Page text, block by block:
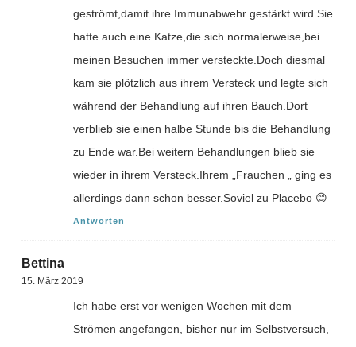
geströmt,damit ihre Immunabwehr gestärkt wird.Sie
hatte auch eine Katze,die sich normalerweise,bei
meinen Besuchen immer versteckte.Doch diesmal
kam sie plötzlich aus ihrem Versteck und legte sich
während der Behandlung auf ihren Bauch.Dort
verblieb sie einen halbe Stunde bis die Behandlung
zu Ende war.Bei weitern Behandlungen blieb sie
wieder in ihrem Versteck.Ihrem „Frauchen „ ging es
allerdings dann schon besser.Soviel zu Placebo 😊
Antworten
Bettina
15. März 2019
Ich habe erst vor wenigen Wochen mit dem
Strömen angefangen, bisher nur im Selbstversuch,